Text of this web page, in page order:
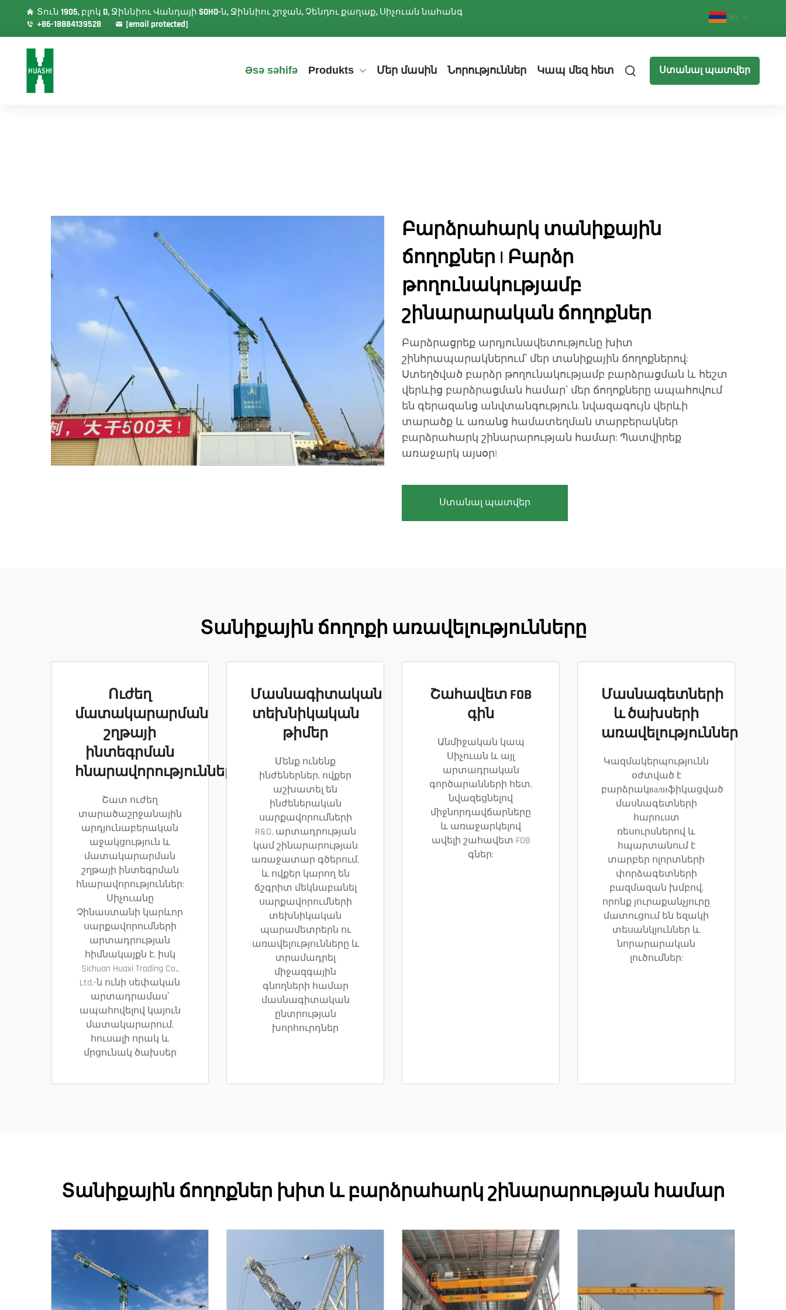
Տուն 1905, բլոկ D, Ջիննիու Վանդայի SOHO-ն, Ջիննիու շրջան, Չենդու քաղաք, Սիչուան նահանգ
+86-18884139528
[email protected]
HY
Əsə səhifə Produkts Մեր մասին Նորություններ Կապ մեզ հետ Ստանալ պատվեր
Բարձրահարկ տանիքային
ճողոքներ | Բարձր
թողունակությամբ
շինարարական ճողոքներ
Բարձրացրեք արդյունավետությունը խիտ
շինհրապարակներում՝ մեր տանիքային ճողոքներով:
Ստեղծված բարձր թողունակությամբ բարձրացման և հեշտ
վերևից բարձրացման համար՝ մեր ճողոքները ապահովում
են գերազանց անվտանգություն, նվազագույն վերևի
տարածք և առանց համատեղման տարբերակներ
բարձրահարկ շինարարության համար: Պատվիրեք
առաջարկ այսօր!
Ստանալ պատվեր
Տանիքային ճողոքի առավելությունները
Ուժեղ
մատակարարման
շղթայի
ինտեգրման
հնարավորություններ
Շատ ուժեղ
տարածաշրջանային
արդյունաբերական
աջակցություն և
մատակարարման
շղթայի ինտեգրման
հնարավորություններ:
Սիչուանը
Չինաստանի կարևոր
սարքավորումների
արտադրության
հիմնակայքն է, իսկ
Sichuan Huaxi Trading Co.,
Ltd.-ն ունի սեփական
արտադրամաս՝
ապահովելով կայուն
մատակարարում,
հուսալի որակ և
մրցունակ ծախսեր
Մասնագիտական
տեխնիկական
թիմեր
Մենք ունենք
ինժեներներ, ովքեր
աշխատել են
ինժեներական
սարքավորումների
R&D, արտադրության
կամ շինարարության
առաջատար գծերում,
և ովքեր կարող են
ճշգրիտ մեկնաբանել
սարքավորումների
տեխնիկական
պարամետրերն ու
առավելությունները և
տրամադրել
միջազգային
գնողների համար
մասնագիտական
ընտրության
խորհուրդներ
Շահավետ FOB
գին
Անմիջական կապ
Սիչուան և այլ
արտադրական
գործարանների հետ,
նվազեցնելով
միջնորդավճարները
և առաջարկելով
ավելի շահավետ FOB
գներ:
Մասնագետների
և ծախսերի
առավելություններ
Կազմակերպությունն
օժտված է
բարձրակвалиֆիկացված
մասնագետների
հարուստ
ռեսուրսներով և
հպարտանում է
տարբեր ոլորտների
փորձագետների
բազմազան խմբով,
որոնք յուրաքանչյուրը
մատուցում են եզակի
տեսանկյուններ և
նորարարական
լուծումներ:
Տանիքային ճողոքներ խիտ և բարձրահարկ շինարարության համար